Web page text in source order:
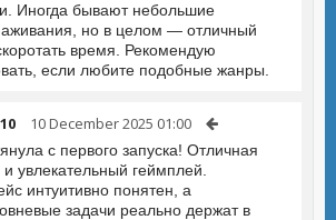
Иногда бывают небольшие
но в целом — отличный
время. Рекомендую
если любите подобные жанры.
10 December 2025 01:00
с первого запуска! Отличная
увлекательный геймплей.
интуитивно понятен, а
задачи реально держат в